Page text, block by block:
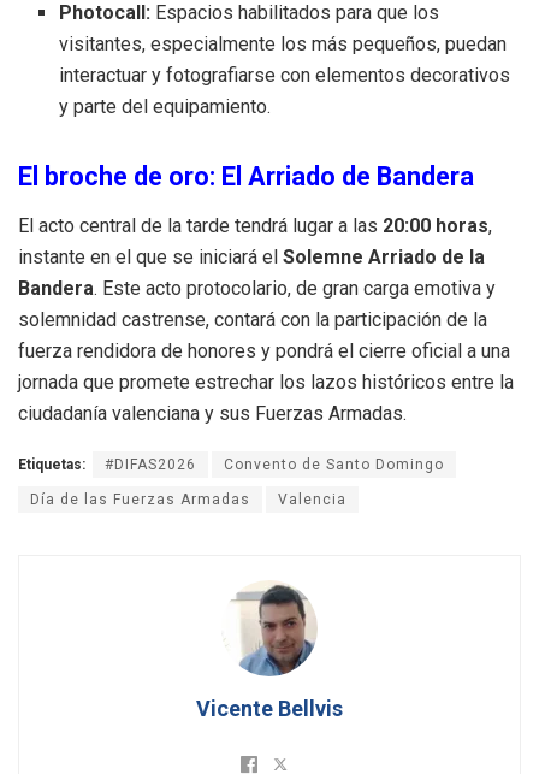
Photocall: Espacios habilitados para que los
visitantes, especialmente los más pequeños, puedan
interactuar y fotografiarse con elementos decorativos
y parte del equipamiento.
El broche de oro: El Arriado de Bandera
El acto central de la tarde tendrá lugar a las 20:00 horas,
instante en el que se iniciará el Solemne Arriado de la
Bandera. Este acto protocolario, de gran carga emotiva y
solemnidad castrense, contará con la participación de la
fuerza rendidora de honores y pondrá el cierre oficial a una
jornada que promete estrechar los lazos históricos entre la
ciudadanía valenciana y sus Fuerzas Armadas.
Etiquetas: #DIFAS2026 Convento de Santo Domingo
Día de las Fuerzas Armadas Valencia
Vicente Bellvis